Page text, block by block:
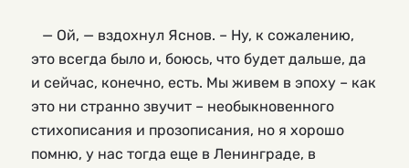
— Ой, — вздохнул Яснов. – Ну, к сожалению,
это всегда было и, боюсь, что будет дальше, да
и сейчас, конечно, есть. Мы живем в эпоху – как
это ни странно звучит – необыкновенного
стихописания и прозописания, но я хорошо
помню, у нас тогда еще в Ленинграде, в